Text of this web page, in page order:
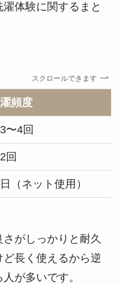
体験に関するまと
スクロールできます
頻度
〜4回
回
（ネット使用）
がしっかりと耐久
長く使えるから逆
が多いです。